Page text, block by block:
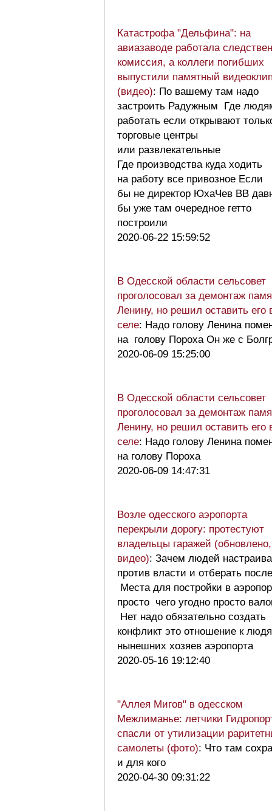
Катастрофа "Дельфина": на
авиазаводе работала
комиссия, а коллеги погибших
выпустили памятный
(видео): По вашему там надо
застроить Радужным Где
работать если открывают
торговые центры
или развлекательные
Где производства куда ходить
на работу все привозное Если
бы не директор ЮхаЧев ВВ
бы уже там очередное гетто
построили
2020-06-22 15:59:52
В Одесской области сельсовет
проголосовал за демонтаж
Ленину, но решил оставить его
селе: Надо голову Ленина
на голову Пороха Он же с
2020-06-09 15:25:00
В Одесской области сельсовет
проголосовал за демонтаж
Ленину, но решил оставить его
селе: Надо голову Ленина
на голову Пороха
2020-06-09 14:47:31
Возле одесского аэропорта
перекрыли дорогу: протестуют
владельцы гаражей (обновлено,
видео): Зачем людей
против власти и отберать
Места для постройки в
просто чего угодно просто
Нет надо обязательно создать
конфликт это отношение к
нынешних хозяев аэропорта
2020-05-16 19:12:40
"Аллея Мигов" в одесском
Межлиманье: летчики
спасли от утилизации
самолеты (фото): Что там
и для кого
2020-04-30 09:31:22